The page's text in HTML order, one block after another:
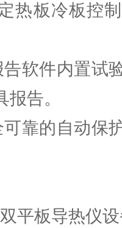
热板冷板控
软件内置试
告。
靠的自动保
平板导热仪